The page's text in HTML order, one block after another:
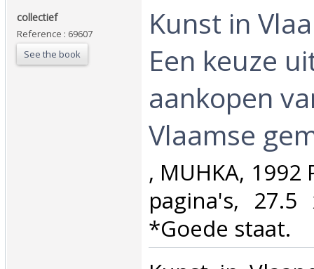
‎collectief‎
Reference : 69607
See the book
‎Kunst in
Een keuze
aankopen
Vlaamse
‎, MUHKA, 1992
pagina's,
*Goede staat.‎